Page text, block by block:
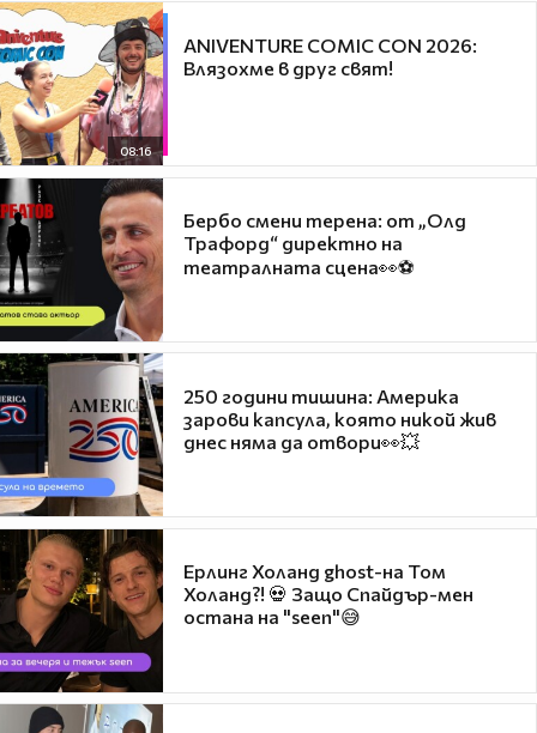
08:16
ANIVENTURE COMIC CON 2026:
Влязохме в друг свят!
Бербо смени терена: от „Олд
Трафорд“ директно на
театралната сцена👀⚽
250 години тишина: Америка
зарови капсула, която никой жив
днес няма да отвори👀💥
Ерлинг Холанд ghost-на Том
Холанд?! 💀 Защо Спайдър-мен
остана на "seen"😅